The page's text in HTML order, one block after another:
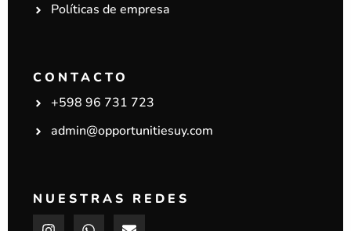
Políticas de empresa
CONTACTO
+598 96 731 723
admin@opportunitiesuy.com
NUESTRAS REDES
I W E